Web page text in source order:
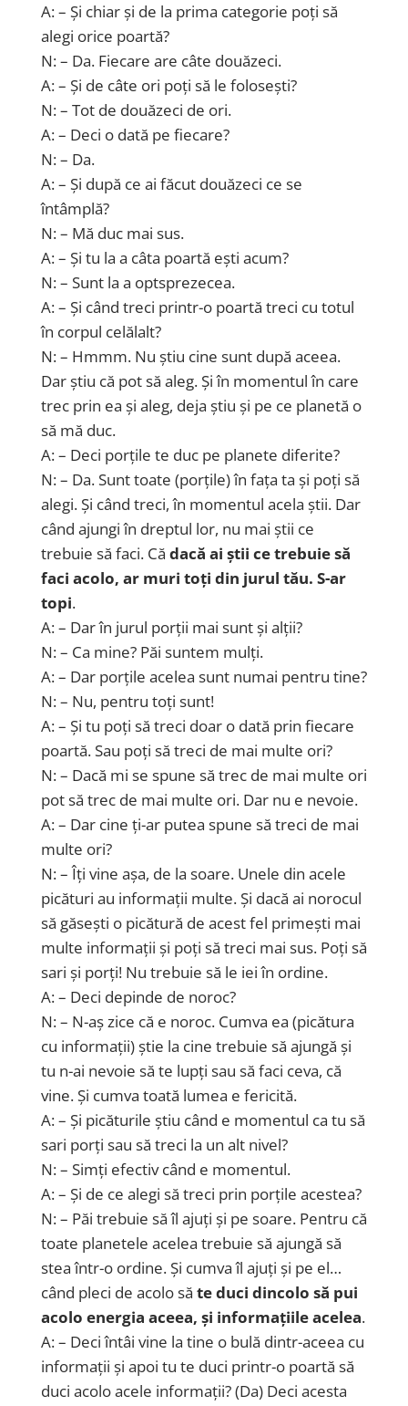
A: – Și chiar și de la prima categorie poți să
alegi orice poartă?
N: – Da. Fiecare are câte douăzeci.
A: – Și de câte ori poți să le folosești?
N: – Tot de douăzeci de ori.
A: – Deci o dată pe fiecare?
N: – Da.
A: – Și după ce ai făcut douăzeci ce se
întâmplă?
N: – Mă duc mai sus.
A: – Și tu la a câta poartă ești acum?
N: – Sunt la a optsprezecea.
A: – Și când treci printr-o poartă treci cu totul
în corpul celălalt?
N: – Hmmm. Nu știu cine sunt după aceea.
Dar știu că pot să aleg. Și în momentul în care
trec prin ea și aleg, deja știu și pe ce planetă o
să mă duc.
A: – Deci porțile te duc pe planete diferite?
N: – Da. Sunt toate (porțile) în fața ta și poți să
alegi. Și când treci, în momentul acela știi. Dar
când ajungi în dreptul lor, nu mai știi ce
trebuie să faci. Că dacă ai știi ce trebuie să
faci acolo, ar muri toți din jurul tău. S-ar
topi.
A: – Dar în jurul porții mai sunt și alții?
N: – Ca mine? Păi suntem mulți.
A: – Dar porțile acelea sunt numai pentru tine?
N: – Nu, pentru toți sunt!
A: – Și tu poți să treci doar o dată prin fiecare
poartă. Sau poți să treci de mai multe ori?
N: – Dacă mi se spune să trec de mai multe ori
pot să trec de mai multe ori. Dar nu e nevoie.
A: – Dar cine ți-ar putea spune să treci de mai
multe ori?
N: – Îți vine așa, de la soare. Unele din acele
picături au informații multe. Și dacă ai norocul
să găsești o picătură de acest fel primești mai
multe informații și poți să treci mai sus. Poți să
sari și porți! Nu trebuie să le iei în ordine.
A: – Deci depinde de noroc?
N: – N-aș zice că e noroc. Cumva ea (picătura
cu informații) știe la cine trebuie să ajungă și
tu n-ai nevoie să te lupți sau să faci ceva, că
vine. Și cumva toată lumea e fericită.
A: – Și picăturile știu când e momentul ca tu să
sari porți sau să treci la un alt nivel?
N: – Simți efectiv când e momentul.
A: – Și de ce alegi să treci prin porțile acestea?
N: – Păi trebuie să îl ajuți și pe soare. Pentru că
toate planetele acelea trebuie să ajungă să
stea într-o ordine. Și cumva îl ajuți și pe el…
când pleci de acolo să te duci dincolo să pui
acolo energia aceea, și informațiile acelea.
A: – Deci întâi vine la tine o bulă dintr-aceea cu
informații și apoi tu te duci printr-o poartă să
duci acolo acele informații? (Da) Deci acesta